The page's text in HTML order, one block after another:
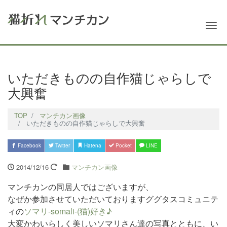
いただきものの自作猫じゃらしで
大興奮
TOP マンチカン画像
いただきものの自作猫じゃらしで大興奮
Facebook Twitter Hatena Pocket LINE
2014/12/16 マンチカン画像
マンチカンの同居人ではございますが、
なぜか参加させていただいておりますググタスコミュニテ
ィのソマリ-somali-(猫)好き♪
大変かわいらしく美しいソマリさん達の写真とともに、い